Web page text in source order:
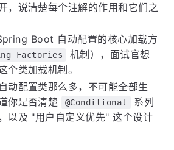
，说清楚每个注解的作用和它们之
Boot 自动配置的核心加载方
Factories
机制），面试官想
个类加载机制。
动配置类那么多，不可能全部生
你是否清楚
@Conditional
系列
以及 "用户自定义优先" 这个设计